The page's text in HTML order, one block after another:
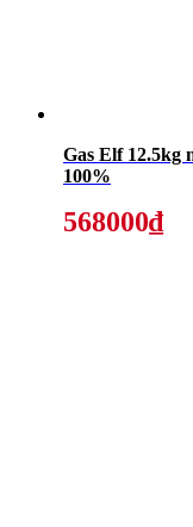
Gas Elf 12.5kg
100%
568000₫